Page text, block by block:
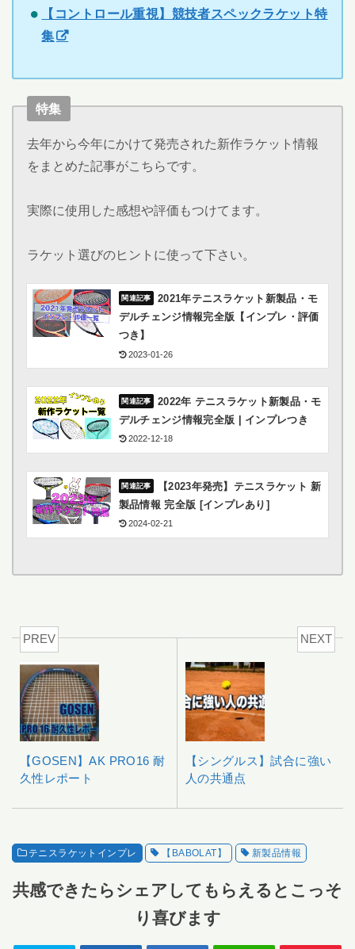
【コントロール重視】競技者スペックラケット特
集
特集
去年から今年にかけて発売された新作ラケット情報
をまとめた記事がこちらです。
実際に使用した感想や評価もつけてます。
ラケット選びのヒントに使って下さい。
2021年テニスラケット新製品・モ
デルチェンジ情報完全版【インプレ・評価
つき】
2023-01-26
2022年 テニスラケット新製品・モ
デルチェンジ情報完全版 | インプレつき
2022-12-18
【2023年発売】テニスラケット 新
製品情報 完全版 [インプレあり]
2024-02-21
PREV
【GOSEN】AK PRO16 耐
久性レポート
NEXT
【シングルス】試合に強い
人の共通点
テニスラケットインプレ 【BABOLAT】 新製品情報
共感できたらシェアしてもらえるとこっそ
り喜びます